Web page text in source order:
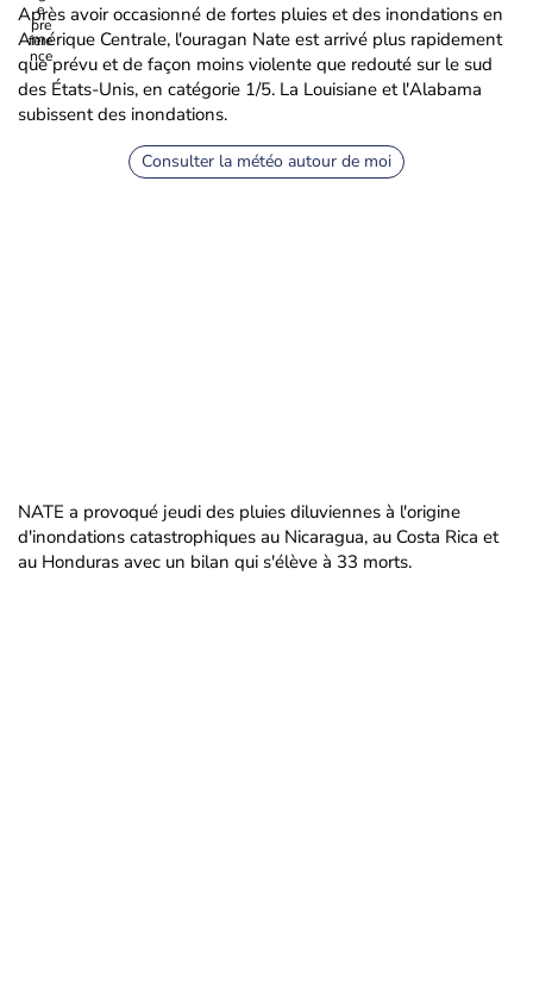
Après avoir occasionné de fortes pluies et des inondations en
Amérique Centrale, l'ouragan Nate est arrivé plus rapidement
que prévu et de façon moins violente que redouté sur le sud
des États-Unis, en catégorie 1/5. La Louisiane et l'Alabama
subissent des inondations.
Consulter la météo autour de moi
NATE a provoqué jeudi des pluies diluviennes à l'origine
d'inondations catastrophiques au Nicaragua, au Costa Rica et
au Honduras avec un bilan qui s'élève à 33 morts.